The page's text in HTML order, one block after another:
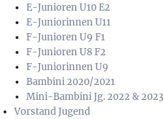
E-Junioren U10 E2
E-Juniorinnen U11
F-Junioren U9 F1
F-Junioren U8 F2
F-Juniorinnen U9
Bambini 2020/2021
Mini-Bambini Jg. 2022 & 2023
Vorstand Jugend